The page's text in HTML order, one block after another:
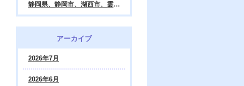
静岡県、静岡市、湖西市、霊視鑑定 天龍・占いの館 Dahlia、対面・電話・オンライン鑑定、除霊、霊視鑑定、遠隔 除霊 口コミ、浄霊、交霊、祈祷、御祓い、四柱推命、姓名判断・九星気学・易・タロット・手相・数秘術・動物占い・姓名学・命運鑑定、開運、不安・苦痛・恐怖、悩み相談、スピリチュアルカウンセラー、ヒーリング、霊気治療、霊能力者、霊媒師、天龍知裕著、幸せを求めて、天の神様 VS 地獄の神様、宇宙の真理で未来は希望の光、この世で天国 あの世で天国、天龍知裕ブログ。
アーカイブ
2026年7月
2026年6月